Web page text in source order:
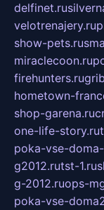
delfinet.ru
velotrenajery.ru
show-pets.ru
miraclecoon.ru
firehunters.ru
hometown-
shop-garena.ru
one-life-story.ru
poka-vse-
g2012.rutst-1.ru
g-2012.ruops-
poka-vse-